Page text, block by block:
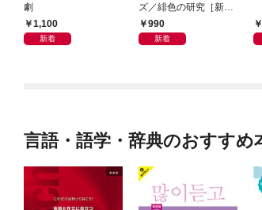
劇
1,100
新着
ズ／緋色の研究［新
版］990
新着
言語・語学・辞典のおすすめ